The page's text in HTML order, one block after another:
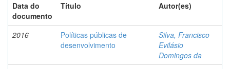
Data do
documento
Título Autor(es)
2016
Políticas públicas de
desenvolvimento
Silva, Francisco
Evilásio
Domingos da